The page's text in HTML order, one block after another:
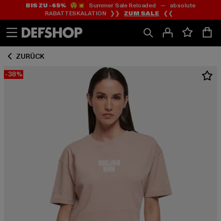
Zum
Inhalt
springen
Zum
Fußzeile
springen
BIS ZU -65%😲💥 Summer Sale Reloaded — absolute
RABATTESKALATION ❯❯ ZUM SALE ❮❮
ZURÜCK
-38%